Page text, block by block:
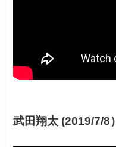
武田翔太 (2019/7/8）